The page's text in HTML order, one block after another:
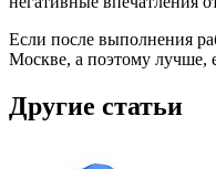
Если после выполнения
Москве, а поэтому лучше,
Другие статьи